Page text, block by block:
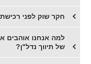
חקר שוק לפני רכישת
​למה אנחנו אוהבים
של תיווך נדל"ן?